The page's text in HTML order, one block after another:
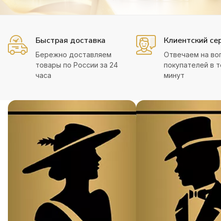
Быстрая доставка
Бережно доставляем
товары по России за 24
часа
Клиентский
Отвечаем на
покупателей в
минут